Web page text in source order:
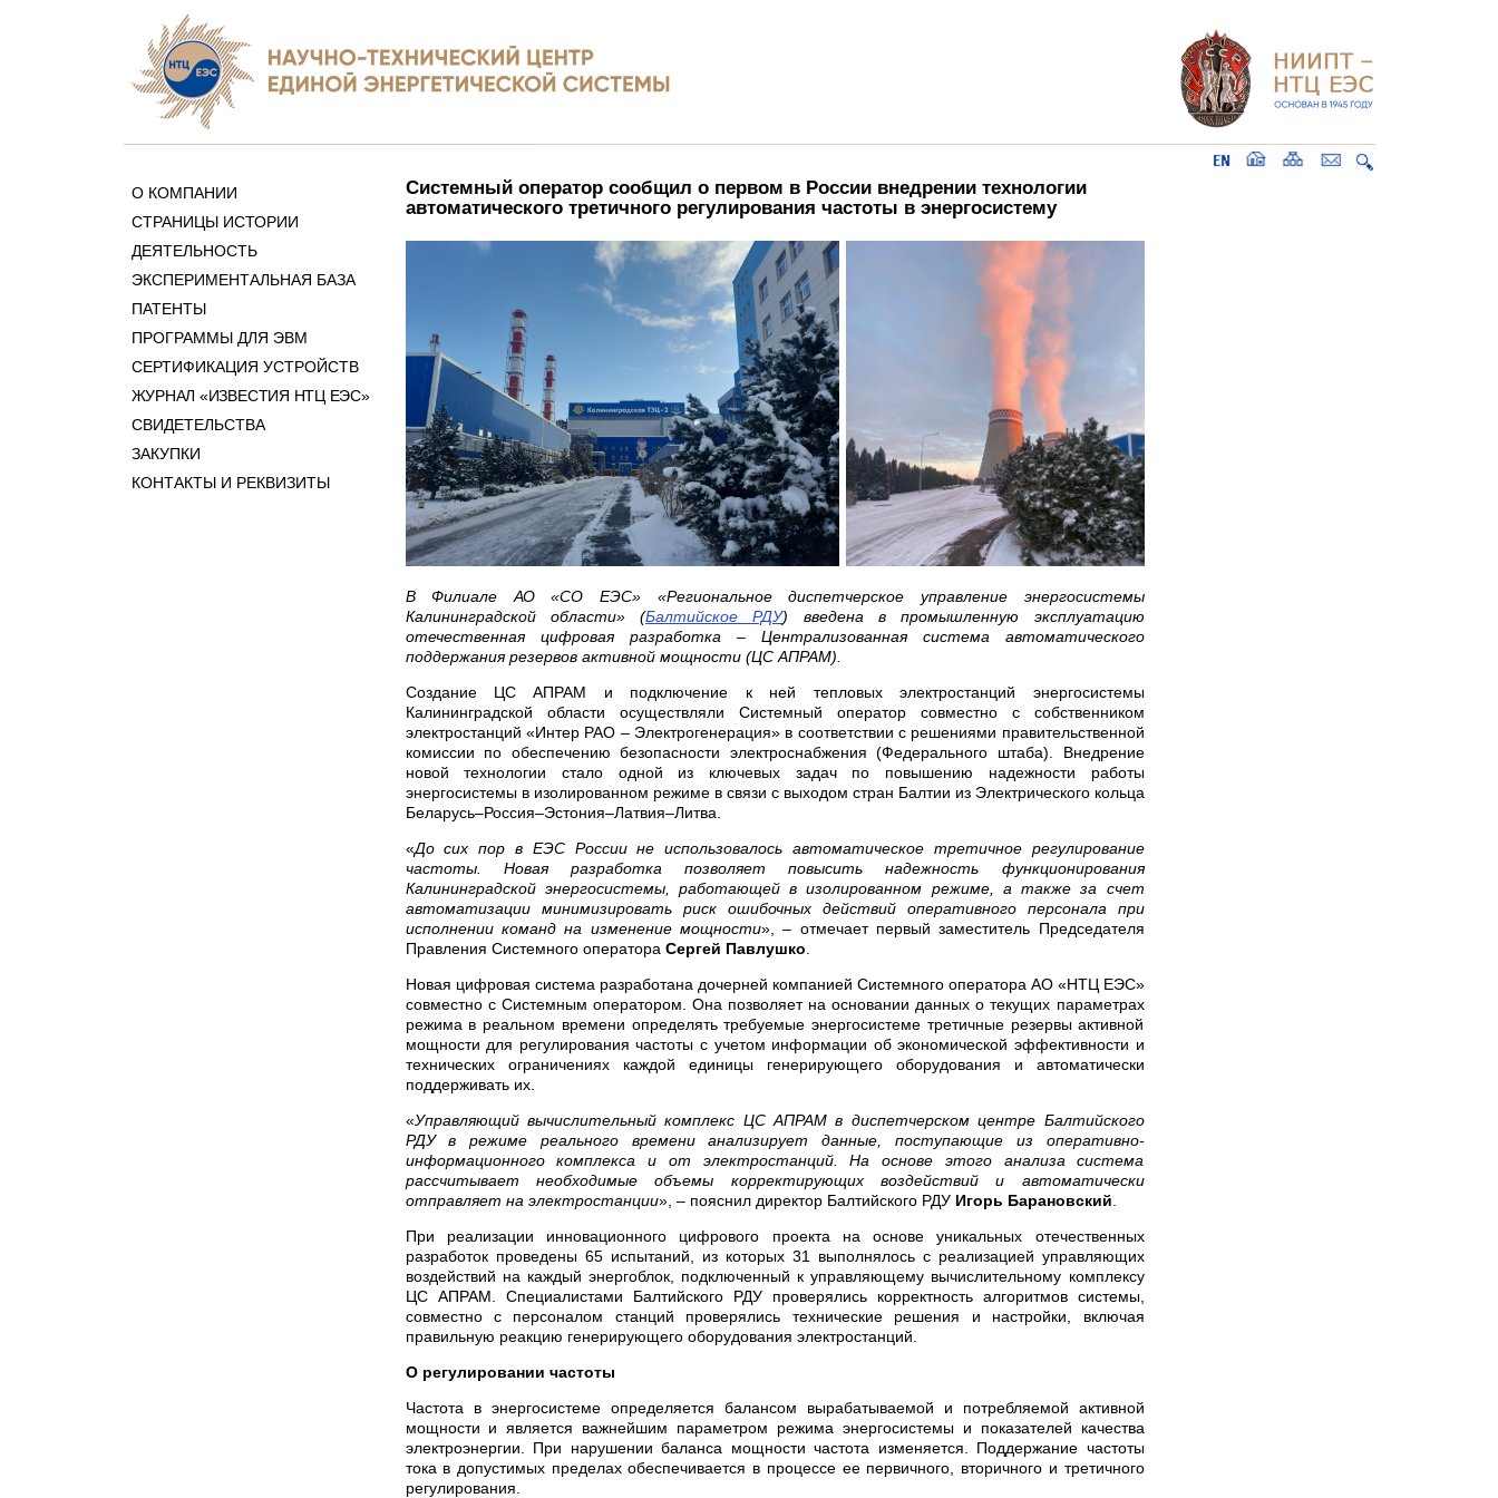
О КОМПАНИИ
СТРАНИЦЫ ИСТОРИИ
ДЕЯТЕЛЬНОСТЬ
ЭКСПЕРИМЕНТАЛЬНАЯ БАЗА
ПАТЕНТЫ
ПРОГРАММЫ ДЛЯ ЭВМ
СЕРТИФИКАЦИЯ УСТРОЙСТВ
ЖУРНАЛ «ИЗВЕСТИЯ НТЦ ЕЭС»
СВИДЕТЕЛЬСТВА
ЗАКУПКИ
КОНТАКТЫ И РЕКВИЗИТЫ
Системный оператор сообщил о первом в России внедрении технологии
автоматического третичного регулирования частоты в энергосистему
В Филиале АО «СО ЕЭС» «Региональное диспетчерское управление энергосистемы
Калининградской области» (Балтийское РДУ) введена в промышленную эксплуатацию
отечественная цифровая разработка – Централизованная система автоматического
поддержания резервов активной мощности (ЦС АПРАМ).
Создание ЦС АПРАМ и подключение к ней тепловых электростанций энергосистемы
Калининградской области осуществляли Системный оператор совместно с собственником
электростанций «Интер РАО – Электрогенерация» в соответствии с решениями правительственной
комиссии по обеспечению безопасности электроснабжения (Федерального штаба). Внедрение
новой технологии стало одной из ключевых задач по повышению надежности работы
энергосистемы в изолированном режиме в связи с выходом стран Балтии из Электрического кольца
Беларусь–Россия–Эстония–Латвия–Литва.
«До сих пор в ЕЭС России не использовалось автоматическое третичное регулирование
частоты. Новая разработка позволяет повысить надежность функционирования
Калининградской энергосистемы, работающей в изолированном режиме, а также за счет
автоматизации минимизировать риск ошибочных действий оперативного персонала при
исполнении команд на изменение мощности», – отмечает первый заместитель Председателя
Правления Системного оператора Сергей Павлушко
Новая цифровая система разработана дочерней компанией Системного оператора АО «НТЦ ЕЭС»
совместно с Системным оператором. Она позволяет на основании данных о текущих параметрах
режима в реальном времени определять требуемые энергосистеме третичные резервы активной
мощности для регулирования частоты с учетом информации об экономической эффективности и
технических ограничениях каждой единицы генерирующего оборудования и автоматически
поддерживать их.
«Управляющий вычислительный комплекс ЦС АПРАМ в диспетчерском центре Балтийского
РДУ в режиме реального времени анализирует данные, поступающие из оперативно-
информационного комплекса и от электростанций. На основе этого анализа система
рассчитывает необходимые объемы корректирующих воздействий и автоматически
отправляет на электростанции», – пояснил директор Балтийского РДУ Игорь Барановский
При реализации инновационного цифрового проекта на основе уникальных отечественных
разработок проведены 65 испытаний, из которых 31 выполнялось с реализацией управляющих
воздействий на каждый энергоблок, подключенный к управляющему вычислительному комплексу
ЦС АПРАМ. Специалистами Балтийского РДУ проверялись корректность алгоритмов системы,
совместно с персоналом станций проверялись технические решения и настройки, включая
правильную реакцию генерирующего оборудования электростанций.
О регулировании частоты
Частота в энергосистеме определяется балансом вырабатываемой и потребляемой активной
мощности и является важнейшим параметром режима энергосистемы и показателей качества
электроэнергии. При нарушении баланса мощности частота изменяется. Поддержание частоты
тока в допустимых пределах обеспечивается в процессе ее первичного, вторичного и третичного
регулирования.